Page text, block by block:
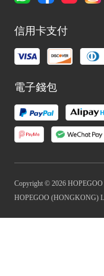
信用卡支付
電子錢包
Copyright © 2026
HOPEGOO (HONGKONG)